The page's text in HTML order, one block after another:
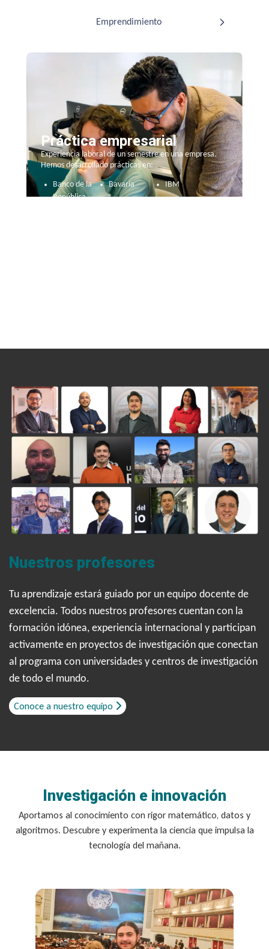
Emprendimiento
Práctica empresarial​
Experiencia laboral de un semestre en una empresa.
Hemos desarrollado prácticas en:​
Banco de la
República
Bavaria IBM
Nuestros profesores
Tu aprendizaje estará guiado por un equipo docente de
excelencia. Todos nuestros profesores cuentan con la
formación idónea, experiencia internacional y participan
activamente en proyectos de investigación que conectan
al programa con universidades y centros de investigación
de todo el mundo.
Conoce a nuestro equipo
Investigación e innovación
Aportamos al conocimiento con rigor matemático, datos y
algoritmos. Descubre y experimenta la ciencia que impulsa la
tecnología del mañana.